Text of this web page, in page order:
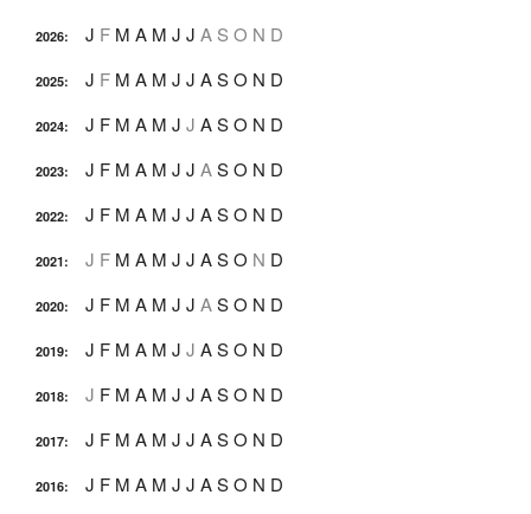
2026: J F M A M J J A S O N D
2025: J F M A M J J ASO N D
2024: J F M A M J J ASO N D
2023: J F M A M J J ASO N D
2022: J F M A M J J ASO N D
2021: J F M A M J J ASO N D
2020: J F M A M J J ASO N D
2019: J F M A M J J ASO N D
2018: J F M A M J J ASO N D
2017: J F M A M J J ASO N D
2016: J F M A M J J ASO N D